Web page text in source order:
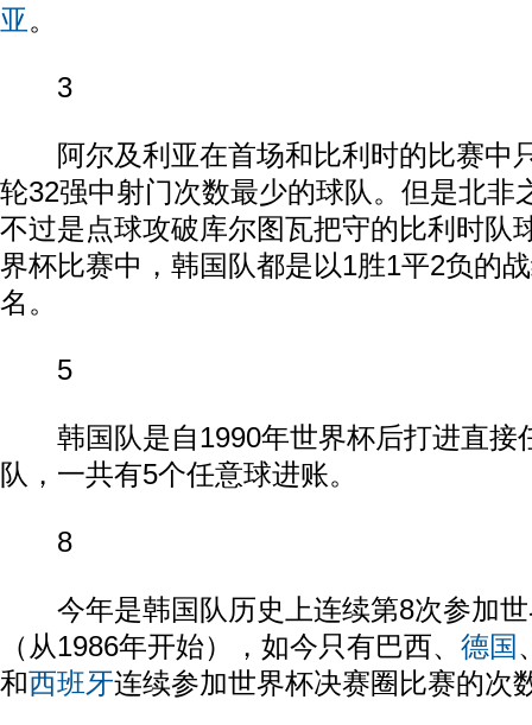
亚。
3
阿尔及利亚在首场和比利时的比赛中
轮32强中射门次数最少的球队。但是北非
不过是点球攻破库尔图瓦把守的比利时队
界杯比赛中，韩国队都是以1胜1平2负的
名。
5
韩国队是自1990年世界杯后打进直接
队，一共有5个任意球进账。
8
今年是韩国队历史上连续第8次参加世
（从1986年开始），如今只有巴西、 德国
和西班牙连续参加世界杯决赛圈比赛的次